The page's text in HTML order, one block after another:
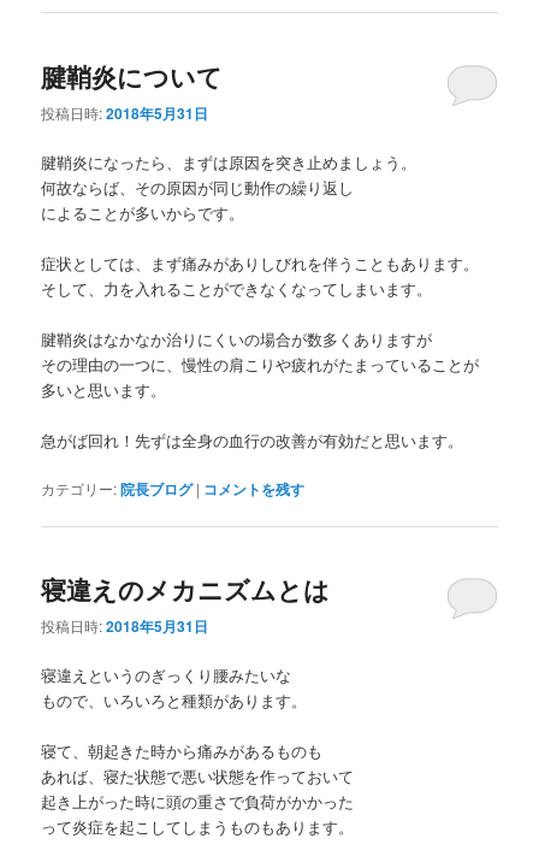
腱鞘炎について
投稿日時:2018年5月31日
腱鞘炎になったら、まずは原因を突き止めましょう。
何故ならば、その原因が同じ動作の繰り返し
によることが多いからです。
症状としては、まず痛みがありしびれを伴うこともあります。
そして、力を入れることができなくなってしまいます。
腱鞘炎はなかなか治りにくいの場合が数多くありますが
その理由の一つに、慢性の肩こりや疲れがたまっていることが
多いと思います。
急がば回れ！先ずは全身の血行の改善が有効だと思います。
カテゴリー:院長ブログ | コメントを残す
寝違えのメカニズムとは
投稿日時:2018年5月31日
寝違えというのぎっくり腰みたいな
もので、いろいろと種類があります。
寝て、朝起きた時から痛みがあるものも
あれば、寝た状態で悪い状態を作っておいて
起き上がった時に頭の重さで負荷がかかった
って炎症を起こしてしまうものもあります。